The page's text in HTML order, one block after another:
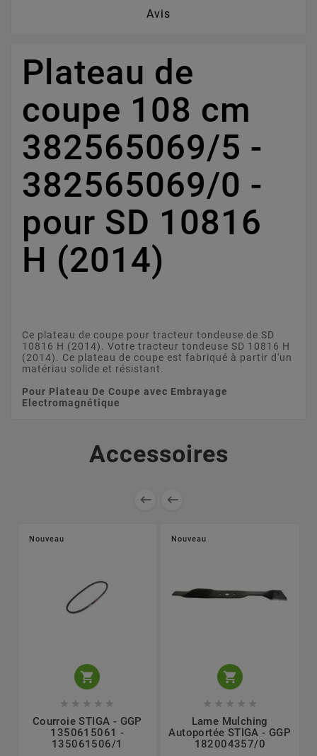
Avis
Plateau de
coupe 108 cm
382565069/5 -
382565069/0 -
pour SD 10816
H (2014)
Ce plateau de coupe pour tracteur tondeuse de SD
10816 H (2014). Votre tracteur tondeuse SD 10816 H
(2014). Ce plateau de coupe est fabriqué à partir d'un
matériau solide et résistant.
Pour Plateau De Coupe avec Embrayage
Electromagnétique
Accessoires
 
Nouveau

    
Courroie STIGA - GGP
1350615061 -
135061506/1
Nouveau

    
Lame Mulching
Autoportée STIGA - GGP
182004357/0